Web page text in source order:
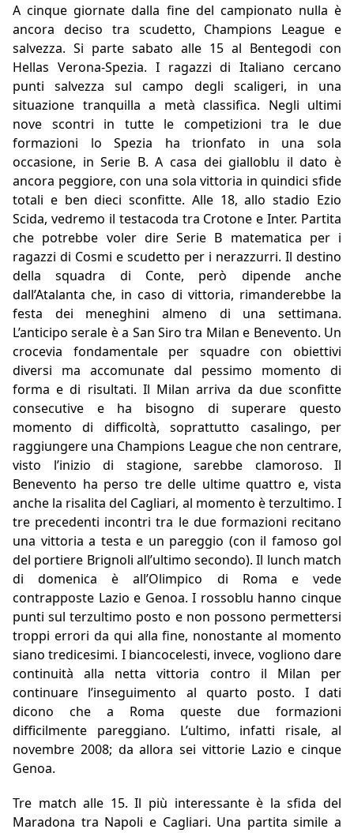
A cinque giornate dalla fine del campionato nulla è
ancora deciso tra scudetto, Champions League e
salvezza. Si parte sabato alle 15 al Bentegodi con
Hellas Verona-Spezia. I ragazzi di Italiano cercano
punti salvezza sul campo degli scaligeri, in una
situazione tranquilla a metà classifica. Negli ultimi
nove scontri in tutte le competizioni tra le due
formazioni lo Spezia ha trionfato in una sola
occasione, in Serie B. A casa dei gialloblu il dato è
ancora peggiore, con una sola vittoria in quindici sfide
totali e ben dieci sconfitte. Alle 18, allo stadio Ezio
Scida, vedremo il testacoda tra Crotone e Inter. Partita
che potrebbe voler dire Serie B matematica per i
ragazzi di Cosmi e scudetto per i nerazzurri. Il destino
della squadra di Conte, però dipende anche
dall’Atalanta che, in caso di vittoria, rimanderebbe la
festa dei meneghini almeno di una settimana.
L’anticipo serale è a San Siro tra Milan e Benevento. Un
crocevia fondamentale per squadre con obiettivi
diversi ma accomunate dal pessimo momento di
forma e di risultati. Il Milan arriva da due sconfitte
consecutive e ha bisogno di superare questo
momento di difficoltà, soprattutto casalingo, per
raggiungere una Champions League che non centrare,
visto l’inizio di stagione, sarebbe clamoroso. Il
Benevento ha perso tre delle ultime quattro e, vista
anche la risalita del Cagliari, al momento è terzultimo. I
tre precedenti incontri tra le due formazioni recitano
una vittoria a testa e un pareggio (con il famoso gol
del portiere Brignoli all’ultimo secondo). Il lunch match
di domenica è all’Olimpico di Roma e vede
contrapposte Lazio e Genoa. I rossoblu hanno cinque
punti sul terzultimo posto e non possono permettersi
troppi errori da qui alla fine, nonostante al momento
siano tredicesimi. I biancocelesti, invece, vogliono dare
continuità alla netta vittoria contro il Milan per
continuare l’inseguimento al quarto posto. I dati
dicono che a Roma queste due formazioni
difficilmente pareggiano. L’ultimo, infatti risale, al
novembre 2008; da allora sei vittorie Lazio e cinque
Genoa.
Tre match alle 15. Il più interessante è la sfida del
Maradona tra Napoli e Cagliari. Una partita simile a